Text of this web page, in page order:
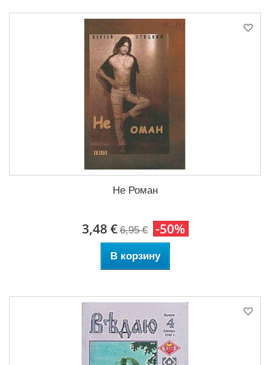
Не Роман
3,48 € 6,95 € -50%
В корзину